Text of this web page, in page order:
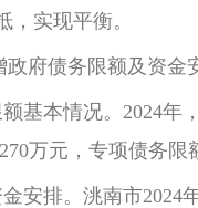
，实现平衡。
府债务限额及资金
本情况。2024年，
万元，专项债务限
排。洮南市2024年